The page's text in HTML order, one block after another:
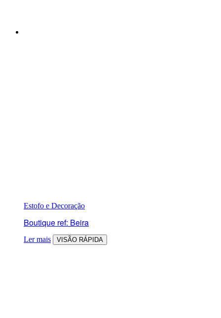
Estofo e Decoração
Boutique ref: Beira
Ler mais VISÃO RÁPIDA